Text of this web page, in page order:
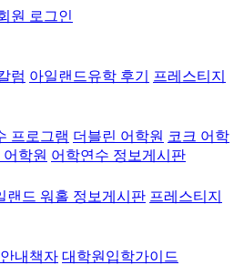
원 로그인
럼 아일랜드유학 후기
프레스티지
프로그램 더블린 어학원 코크 어학
학원 어학연수 정보게시판
랜드 워홀 정보게시판 프레스티지
내책자 대학원입학가이드